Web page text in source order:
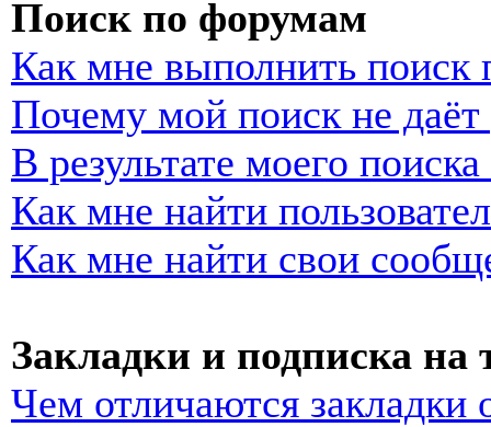
Поиск по форумам
Как мне выполнить
Почему мой поиск не даёт
В результате моего
Как мне найти
Как мне найти свои
Закладки и подписка на
Чем отличаются закладки